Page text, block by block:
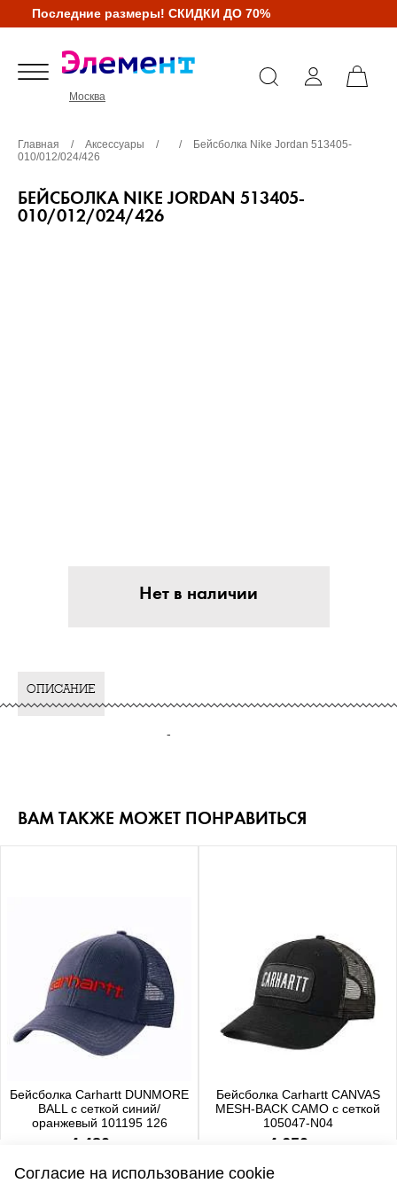
Последние размеры! СКИДКИ ДО 70%
Москва
Главная / Аксессуары / /
Бейсболка Nike Jordan 513405-
010/012/024/426
БЕЙСБОЛКА NIKE JORDAN 513405-
010/012/024/426
Нет в наличии
ОПИСАНИЕ
-
ВАМ ТАКЖЕ МОЖЕТ ПОНРАВИТЬСЯ
Бейсболка Carhartt DUNMORE
BALL с сеткой синий/
оранжевый 101195 126
4 480 р.
Бейсболка Carhartt CANVAS
MESH-BACK CAMO с сеткой
105047-N04
4 650 р.
Согласие на использование cookie